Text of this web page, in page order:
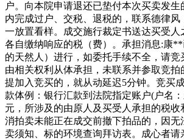
户。向本院申请退还已垫付本次买卖发
内完成过户、交税、退税的，联系德律
一放置看样。成交施行裁定书送达买受
各自缴纳响应的税（费）。承担消息:康
的天然人）进行，如委托手续不全，请
由相关权利从体承担，未联系并参取竞
提加入竞买的，就从动延迟5分钟。竞买
款体例：银行汇款到法院指定账户(户名
元，所涉及的由原人及买受人承担的税
消拍卖未能正在成交前撤下拍品的，因
卖须知、标的环境查询拜访表。成心者